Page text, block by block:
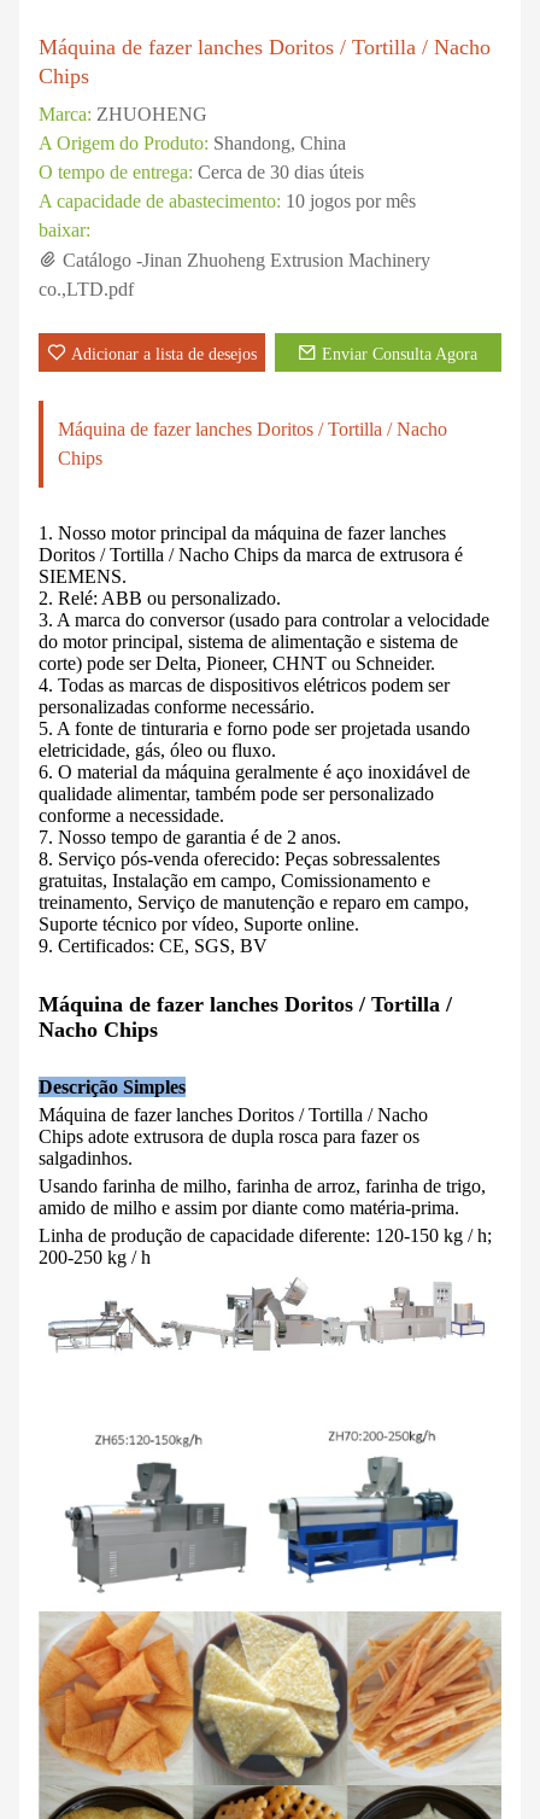
Máquina de fazer lanches Doritos / Tortilla / Nacho
Chips
Marca: ZHUOHENG
A Origem do Produto: Shandong, China
O tempo de entrega: Cerca de 30 dias úteis
A capacidade de abastecimento: 10 jogos por mês
baixar:
Catálogo -Jinan Zhuoheng Extrusion Machinery
co.,LTD.pdf
Adicionar a lista de desejos Enviar Consulta Agora
Máquina de fazer lanches Doritos / Tortilla / Nacho
Chips
1. Nosso motor principal da máquina de fazer lanches
Doritos / Tortilla / Nacho Chips da marca de extrusora é
SIEMENS.
2. Relé: ABB ou personalizado.
3. A marca do conversor (usado para controlar a velocidade
do motor principal, sistema de alimentação e sistema de
corte) pode ser Delta, Pioneer, CHNT ou Schneider.
4. Todas as marcas de dispositivos elétricos podem ser
personalizadas conforme necessário.
5. A fonte de tinturaria e forno pode ser projetada usando
eletricidade, gás, óleo ou fluxo.
6. O material da máquina geralmente é aço inoxidável de
qualidade alimentar, também pode ser personalizado
conforme a necessidade.
7. Nosso tempo de garantia é de 2 anos.
8. Serviço pós-venda oferecido: Peças sobressalentes
gratuitas, Instalação em campo, Comissionamento e
treinamento, Serviço de manutenção e reparo em campo,
Suporte técnico por vídeo, Suporte online.
9. Certificados: CE, SGS, BV
Máquina de fazer lanches Doritos / Tortilla /
Nacho Chips
Descrição Simples
Máquina de fazer lanches Doritos / Tortilla / Nacho
Chips adote extrusora de dupla rosca para fazer os
salgadinhos.
Usando farinha de milho, farinha de arroz, farinha de trigo,
amido de milho e assim por diante como matéria-prima.
Linha de produção de capacidade diferente: 120-150 kg / h;
200-250 kg / h